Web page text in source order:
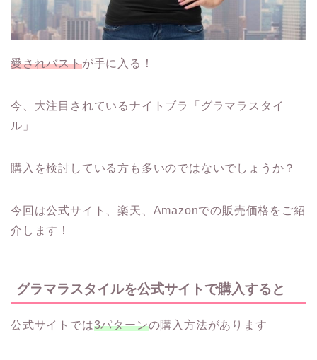
愛されバストが手に入る！
今、大注目されているナイトブラ「グラマラスタイ
ル」
購入を検討している方も多いのではないでしょうか？
今回は公式サイト、楽天、Amazonでの販売価格をご紹
介します！
グラマラスタイルを公式サイトで購入すると
公式サイトでは3パターンの購入方法があります